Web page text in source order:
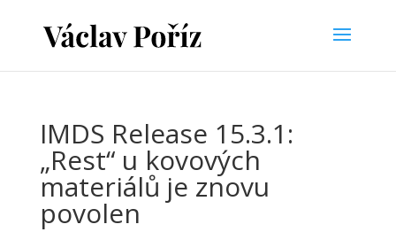
IMDS Release 15.3.1:
„Rest“ u kovových
materiálů je znovu
povolen